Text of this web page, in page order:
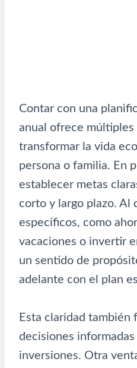
Contar con una
anual ofrece
transformar la vida
persona o familia. En
establecer metas
corto y largo plazo. Al
específicos, como
vacaciones o invertir
un sentido de
adelante con el plan
Esta claridad también
decisiones
inversiones. Otra